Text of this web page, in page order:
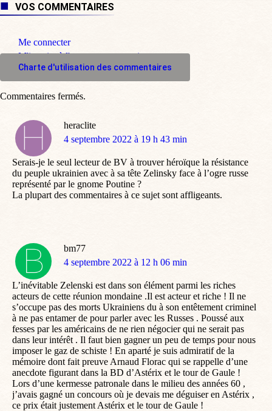
VOS COMMENTAIRES
Me connecter
M'inscrire à l'espace commentaire
Charte d'utilisation des commentaires
heraclite
dit
4 septembre 2022 à 19 h 43 min
Serais-je le seul lecteur de BV à trouver héroïque la résistance
du peuple ukrainien avec à sa tête Zelinsky face à l’ogre russe
représenté par le gnome Poutine ?
La plupart des commentaires à ce sujet sont affligeants.
bm77
dit
4 septembre 2022 à 12 h 06 min
L’inévitable Zelenski est dans son élément parmi les riches
acteurs de cette réunion mondaine .Il est acteur et riche ! Il ne
s’occupe pas des morts Ukrainiens du à son entêtement criminel
à ne pas entamer de pour parler avec les Russes . Poussé aux
fesses par les américains de ne rien négocier qui ne serait pas
dans leur intérêt . Il faut bien gagner un peu de temps pour nous
imposer le gaz de schiste ! En aparté je suis admiratif de la
mémoire dont fait preuve Arnaud Florac qui se rappelle d’une
anecdote figurant dans la BD d’Astérix et le tour de Gaule !
Lors d’une kermesse patronale dans le milieu des années 60 ,
j’avais gagné un concours où je devais me déguiser en Astérix ,
ce prix était justement Astérix et le tour de Gaule !
Commentaires fermés.